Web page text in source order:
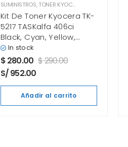
SUMINISTROS,TONER KYOCERA
Kit De Toner Kyocera TK-
5217 TASKalfa 406ci
Black, Cyan, Yellow,
Magenta
In stock
$280.00 $290.00
S/ 952.00
Añadir al carrito